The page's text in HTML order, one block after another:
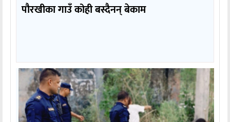
पौरखीका गाउँ कोही बस्दैनन् बेकाम